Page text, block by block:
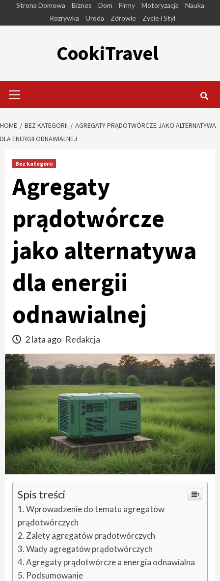
Strona Domowa Biznes Dom Firmy Motoryzacja
Nauka
Rozrywka
Uroda Zdrowie Zycie i Styl
CookiTravel
Menu
HOME BEZ KATEGORII
AGREGATY PRĄDOTWÓRCZE JAKO ALTERNATYWA
DLA ENERGII ODNAWIALNEJ
Bez kategorii
Agregaty
prądotwórcze
jako alternatywa
dla energii
odnawialnej
2 lata ago Redakcja
Spis treści
Wprowadzenie do tematu agregatów
prądotwórczych
Zalety agregatów prądotwórczych
Wady agregatów prądotwórczych
Agregaty prądotwórcze a energia odnawialna
Podsumowanie